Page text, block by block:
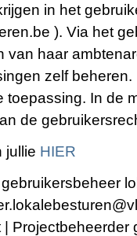
in het
). Via het
van haar
zelf
toepassing. In de
de
jullie HIER
|